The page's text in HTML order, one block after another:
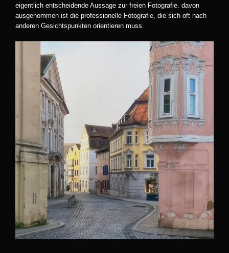
eigentlich entscheidende Aussage zur freien Fotografie. davon
ausgenommen ist die professionelle Fotografie, die sich oft nach
anderen Gesichtspunkten orientieren muss.